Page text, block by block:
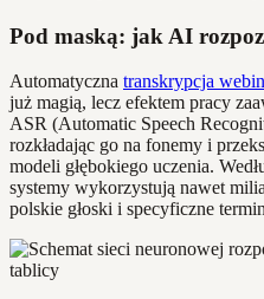
Pod maską: jak AI
Automatyczna transkrypcja
już magią, lecz efektem pracy
ASR (Automatic Speech
rozkładając go na fonemy i
modeli głębokiego uczenia.
systemy wykorzystują nawet
polskie głoski i specyficzne